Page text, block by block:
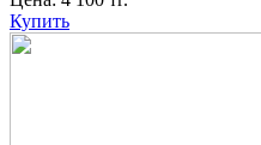
Купить